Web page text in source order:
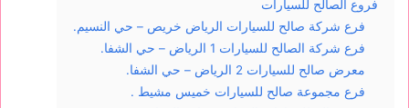
فروع الصالح للسيارات
فرع شركة صالح للسيارات الرياض خريص – حي النسيم.
فرع شركة الصالح للسيارات 1 الرياض – حي الشفا.
معرض صالح للسيارات 2 الرياض – حي الشفا.
فرع مجموعة صالح للسيارات خميس مشيط .